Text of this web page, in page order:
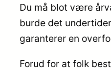
Du må blot være
burde det
garanterer en
Forud for at folk